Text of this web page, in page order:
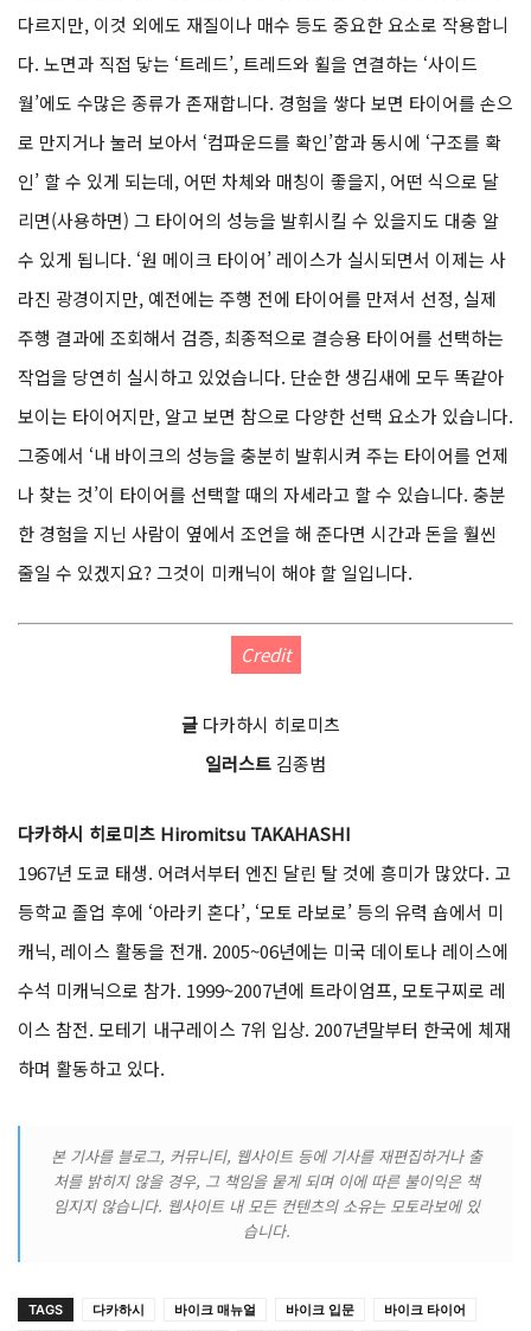
다르지만, 이것 외에도 재질이나 매수 등도 중요한 요소로 작용합니
다. 노면과 직접 닿는 ‘트레드’, 트레드와 휠을 연결하는 ‘사이드
월’에도 수많은 종류가 존재합니다. 경험을 쌓다 보면 타이어를 손으
로 만지거나 눌러 보아서 ‘컴파운드를 확인’함과 동시에 ‘구조를 확
인’ 할 수 있게 되는데, 어떤 차체와 매칭이 좋을지, 어떤 식으로 달
리면(사용하면) 그 타이어의 성능을 발휘시킬 수 있을지도 대충 알
수 있게 됩니다. ‘원 메이크 타이어’ 레이스가 실시되면서 이제는 사
라진 광경이지만, 예전에는 주행 전에 타이어를 만져서 선정, 실제
주행 결과에 조회해서 검증, 최종적으로 결승용 타이어를 선택하는
작업을 당연히 실시하고 있었습니다. 단순한 생김새에 모두 똑같아
보이는 타이어지만, 알고 보면 참으로 다양한 선택 요소가 있습니다.
그중에서 ‘내 바이크의 성능을 충분히 발휘시켜 주는 타이어를 언제
나 찾는 것’이 타이어를 선택할 때의 자세라고 할 수 있습니다. 충분
한 경험을 지닌 사람이 옆에서 조언을 해 준다면 시간과 돈을 훨씬
줄일 수 있겠지요? 그것이 미캐닉이 해야 할 일입니다.
Credit
글 다카하시 히로미츠
일러스트 김종범
다카하시 히로미츠 Hiromitsu TAKAHASHI
1967년 도쿄 태생. 어려서부터 엔진 달린 탈 것에 흥미가 많았다. 고
등학교 졸업 후에 ‘아라키 혼다’, ‘모토 라보로’ 등의 유력 숍에서 미
캐닉, 레이스 활동을 전개. 2005~06년에는 미국 데이토나 레이스에
수석 미캐닉으로 참가. 1999~2007년에 트라이엄프,모토구찌로 레
이스 참전. 모테기 내구레이스 7위 입상. 2007년말부터 한국에 체재
하며 활동하고 있다.
본 기사를 블로그, 커뮤니티, 웹사이트 등에 기사를 재편집하거나 출
처를 밝히지 않을 경우, 그 책임을 뭍게 되며 이에 따른 불이익은 책
임지지 않습니다. 웹사이트 내 모든 컨텐츠의 소유는 모토라보에 있
습니다.
TAGS 다카하시 바이크 매뉴얼 바이크 입문
바이크 타이어